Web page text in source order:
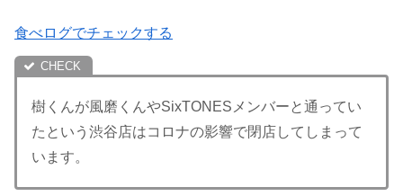
食べログでチェックする
樹くんが風磨くんやSixTONESメンバーと通ってい
たという渋谷店はコロナの影響で閉店してしまって
います。